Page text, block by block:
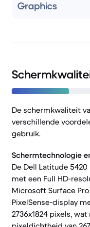
Graphics
De schermkwaliteit
verschillende
gebruik.
Schermtechnologie
De Dell Latitude
met een Full HD-
Microsoft Surface
PixelSense-display
2736x1824 pixels,